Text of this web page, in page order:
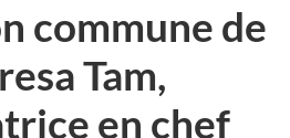
commune de
Tam,
en chef